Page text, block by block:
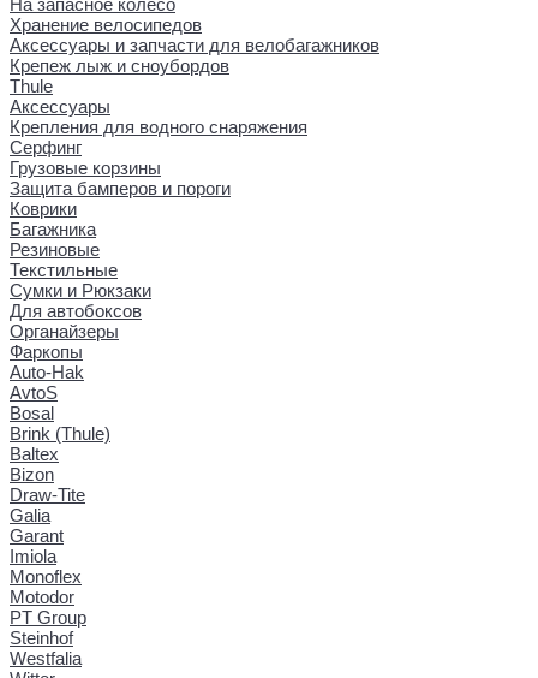
На запасное колесо
Хранение велосипедов
Аксессуары и запчасти для велобагажников
Крепеж лыж и сноубордов
Thule
Аксессуары
Крепления для водного снаряжения
Серфинг
Грузовые корзины
Защита бамперов и пороги
Коврики
Багажника
Резиновые
Текстильные
Сумки и Рюкзаки
Для автобоксов
Органайзеры
Фаркопы
Auto-Hak
AvtoS
Bosal
Brink (Thule)
Baltex
Bizon
Draw-Tite
Galia
Garant
Imiola
Monoflex
Motodor
PT Group
Steinhof
Westfalia